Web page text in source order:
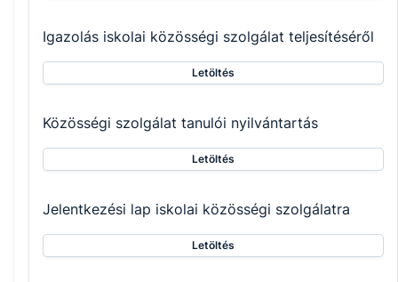
Igazolás iskolai közösségi szolgálat teljesítéséről
Letöltés
Közösségi szolgálat tanulói nyilvántartás
Letöltés
Jelentkezési lap iskolai közösségi szolgálatra
Letöltés